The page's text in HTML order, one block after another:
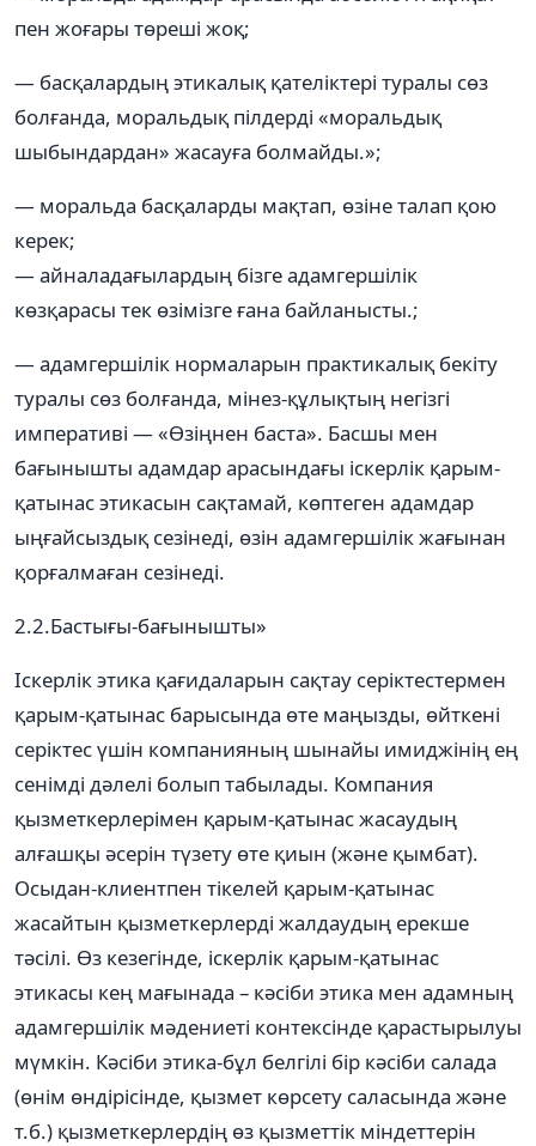
пен жоғары төреші жоқ;
— басқалардың этикалық қателіктері туралы сөз
болғанда, моральдық пілдерді «моральдық
шыбындардан» жасауға болмайды.»;
— моральда басқаларды мақтап, өзіне талап қою
керек;
— айналадағылардың бізге адамгершілік
көзқарасы тек өзімізге ғана байланысты.;
— адамгершілік нормаларын практикалық бекіту
туралы сөз болғанда, мінез-құлықтың негізгі
императиві — «Өзіңнен баста». Басшы мен
бағынышты адамдар арасындағы іскерлік қарым-
қатынас этикасын сақтамай, көптеген адамдар
ыңғайсыздық сезінеді, өзін адамгершілік жағынан
қорғалмаған сезінеді.
2.2.Бастығы-бағынышты»
Іскерлік этика қағидаларын сақтау серіктестермен
қарым-қатынас барысында өте маңызды, өйткені
серіктес үшін компанияның шынайы имиджінің ең
сенімді дәлелі болып табылады. Компания
қызметкерлерімен қарым-қатынас жасаудың
алғашқы әсерін түзету өте қиын (және қымбат).
Осыдан-клиентпен тікелей қарым-қатынас
жасайтын қызметкерлерді жалдаудың ерекше
тәсілі. Өз кезегінде, іскерлік қарым-қатынас
этикасы кең мағынада – кәсіби этика мен адамның
адамгершілік мәдениеті контексінде қарастырылуы
мүмкін. Кәсіби этика-бұл белгілі бір кәсіби салада
(өнім өндірісінде, қызмет көрсету саласында және
т.б.) қызметкерлердің өз қызметтік міндеттерін